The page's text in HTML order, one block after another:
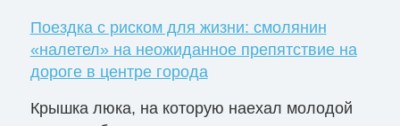
Поездка с риском для жизни: смолянин
«налетел» на неожиданное препятствие на
дороге в центре города
Крышка люка, на которую наехал молодой